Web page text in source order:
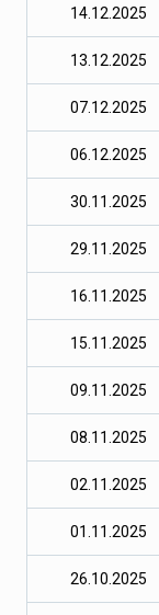
14.12.2025
13.12.2025
07.12.2025
06.12.2025
30.11.2025
29.11.2025
16.11.2025
15.11.2025
09.11.2025
08.11.2025
02.11.2025
01.11.2025
26.10.2025